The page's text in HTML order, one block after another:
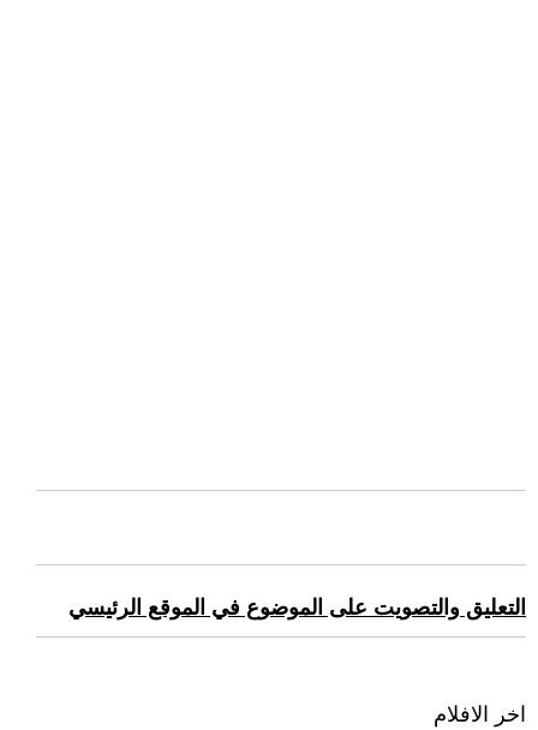
التعليق والتصويت على الموضوع في الموقع الرئيسي
اخر الافلام